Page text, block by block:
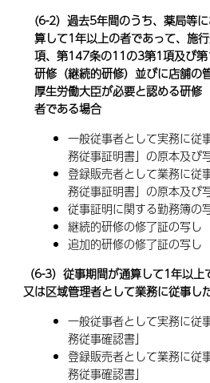
(6-2）過去5年間のうち、薬局等
算して1年以上の者であって、施
項、第147条の11の3第1項及び
研修（継続的研修）並びに店舗の
厚生労働大臣が必要と認める研修
者である場合
一般従事者として実務に従
務従事証明書」の原本及び
登録販売者として業務に従
務従事証明書」の原本及び
従事証明に関する勤務簿の
継続的研修の修了証の写し
追加的研修の修了証の写し
（6-3）従事期間が通算して1年以
又は区域管理者として業務に従事し
一般従事者として実務に従
務従事確認書」
登録販売者として業務に従
務従事確認書」